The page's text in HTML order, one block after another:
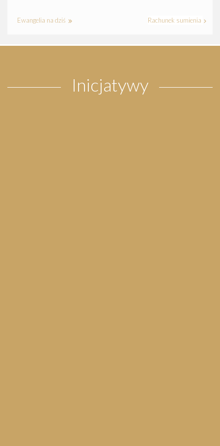
Ewangelia na dziś Rachunek sumienia
Inicjatywy